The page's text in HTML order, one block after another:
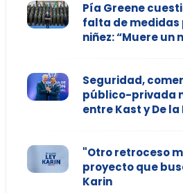
Pía Greene
falta de medidas
niñez: “Muere un
Seguridad,
público-privada
entre Kast y De
"Otro retroceso
proyecto que
Karin